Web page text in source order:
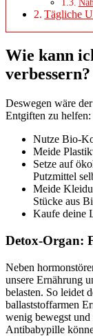
Tägliche
Wie kann
verbessern?
Deswegen wäre
Entgiften zu
Nutze Bio-
Meide
Setze auf
Putzmittel
Meide
Stücke aus
Kaufe deine
Detox-Organ:
Neben
unsere Ernährung
belasten. So leidet
ballaststoffarmen
wenig bewegst
Antibabypille